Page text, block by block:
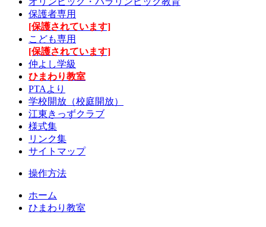
保護者専用
[保護されています]
こども専用
[保護されています]
仲よし学級
ひまわり教室
PTAより
学校開放（校庭開放）
江東きっずクラブ
様式集
リンク集
サイトマップ
操作方法
ホーム
ひまわり教室